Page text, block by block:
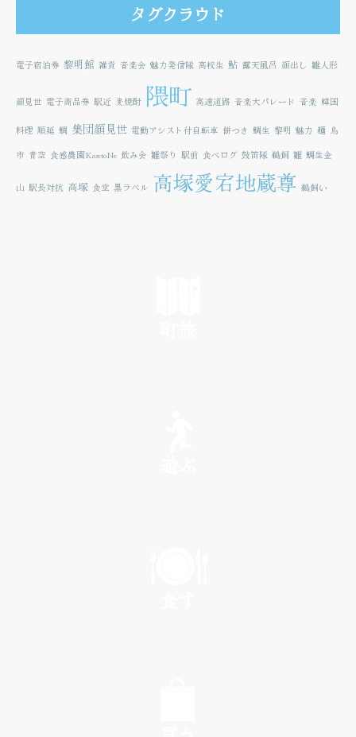
タグクラウド
電子宿泊券 黎明館 雑貨 音楽会 魅力発信隊 高校生 鮎 露天風呂 顔出し 雛人形
顔見世 電子商品券 駅近 麦焼酎 隈町 高速道路 音楽大パレード 音楽 韓国
料理 順延 鯛 集団顔見世 電動アシスト付自転車 餅つき 鯛生 黎明 魅力 麺 鳥
市 青空 食感農園KazetoNe 飲み会 雛祭り 駅前 食べログ 鼓笛隊 鵜飼 雛 鯛生金
山 駅長対抗 高塚 食堂 黒ラベル 高塚愛宕地蔵尊 鵜飼い